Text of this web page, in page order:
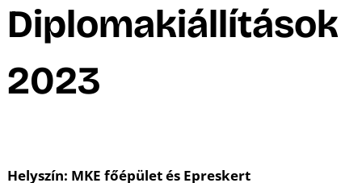
Diplomakiállítások
2023
Helyszín: MKE főépület és Epreskert